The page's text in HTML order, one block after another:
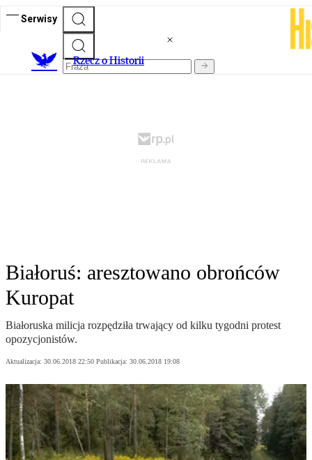
Serwisy
Rzecz o Historii
Białoruś: aresztowano obrońców
Kuropat
Białoruska milicja rozpędziła trwający od kilku tygodni protest
opozycjonistów.
Aktualizacja: 30.06.2018 22:50 Publikacja: 30.06.2018 19:08